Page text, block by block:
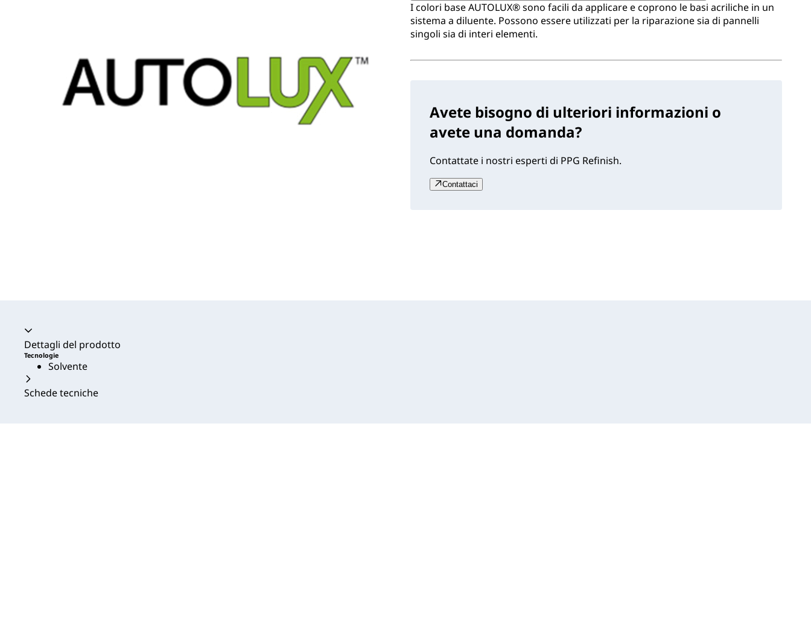
I colori base AUTOLUX® sono facili da applicare e coprono le basi acriliche in un
sistema a diluente. Possono essere utilizzati per la riparazione sia di pannelli
singoli sia di interi elementi.
Avete bisogno di ulteriori informazioni o
avete una domanda?
Contattate i nostri esperti di PPG Refinish.
Contattaci
Dettagli del prodotto
Tecnologie
Solvente
Schede tecniche